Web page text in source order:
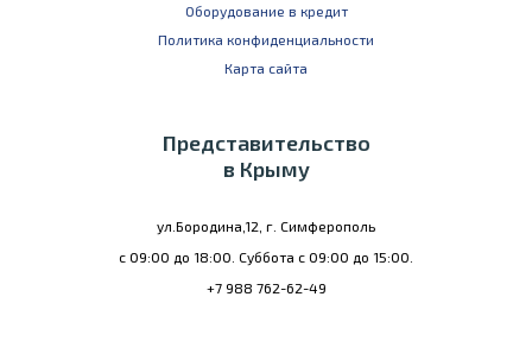
Оборудование в кредит
Политика конфиденциальности
Карта сайта
Представительство
в Крыму
ул.Бородина,12, г. Симферополь
с 09:00 до 18:00. Суббота с 09:00 до 15:00.
+7 988 762-62-49